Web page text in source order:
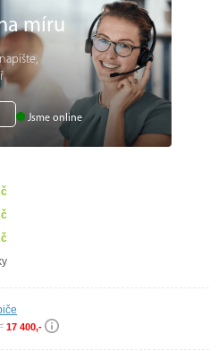
míru
Jsme online
17 400,-